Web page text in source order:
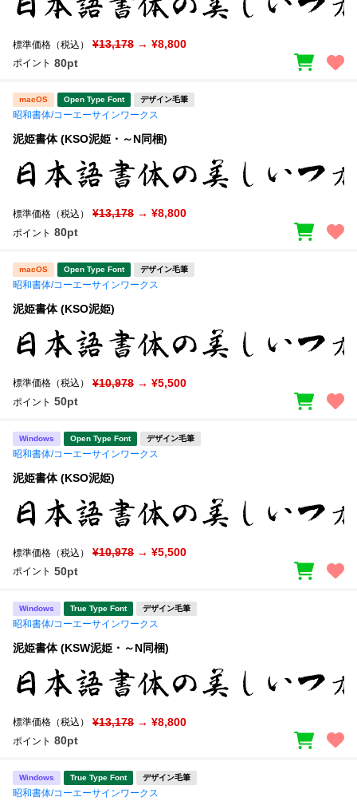
標準価格（税込） ¥13,178 → ¥8,800
ポイント 80pt
macOS Open Type Font デザイン毛筆
昭和書体/コーエーサインワークス
泥姫書体 (KSO泥姫・～N同梱)
標準価格（税込） ¥13,178 → ¥8,800
ポイント 80pt
macOS Open Type Font デザイン毛筆
昭和書体/コーエーサインワークス
泥姫書体 (KSO泥姫)
標準価格（税込） ¥10,978 → ¥5,500
ポイント 50pt
Windows Open Type Font デザイン毛筆
昭和書体/コーエーサインワークス
泥姫書体 (KSO泥姫)
標準価格（税込） ¥10,978 → ¥5,500
ポイント 50pt
Windows True Type Font デザイン毛筆
昭和書体/コーエーサインワークス
泥姫書体 (KSW泥姫・～N同梱)
標準価格（税込） ¥13,178 → ¥8,800
ポイント 80pt
Windows True Type Font デザイン毛筆
昭和書体/コーエーサインワークス